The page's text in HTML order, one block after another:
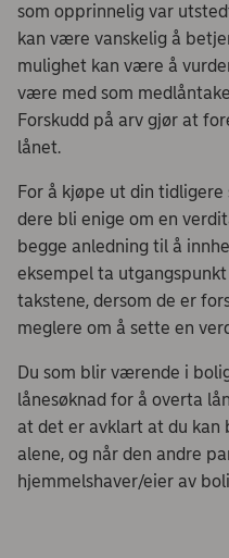
som opprinnelig var
kan være vanskelig å
mulighet kan være å
være med som
Forskudd på arv gjør at
lånet.​
For å kjøpe ut din
dere bli enige om en
begge anledning til å
eksempel ta
takstene, dersom de er
meglere om å sette en
Du som blir værende i
lånesøknad for å overta
at det er avklart at du kan
alene, og når den andre
hjemmelshaver/eier av